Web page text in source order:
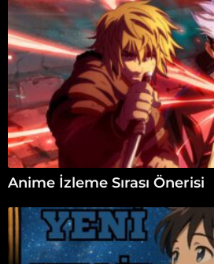
Anime İzleme Sırası Önerisi